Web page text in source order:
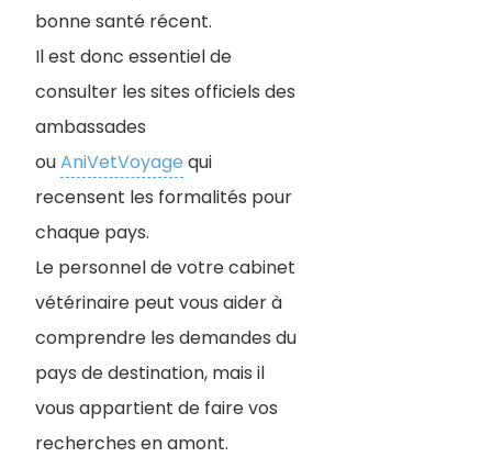
bonne santé récent.
Il est donc essentiel de
consulter les sites officiels des
ambassades
ouAniVetVoyage qui
recensent les formalités pour
chaque pays.
Le personnel de votre cabinet
vétérinaire peut vous aider à
comprendre les demandes du
pays de destination, mais il
vous appartient de faire vos
recherches en amont.